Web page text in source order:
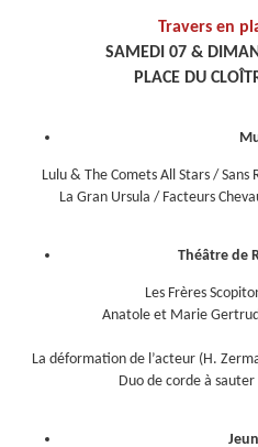
Travers en
SAMEDI 07 &
PLACE DU
Lulu & The Comets All Stars /
La Gran Ursula / Facteurs
Théâtre de
Les Frères
Anatole et Marie
La déformation de l’acteur (H.
Duo de corde à sauter